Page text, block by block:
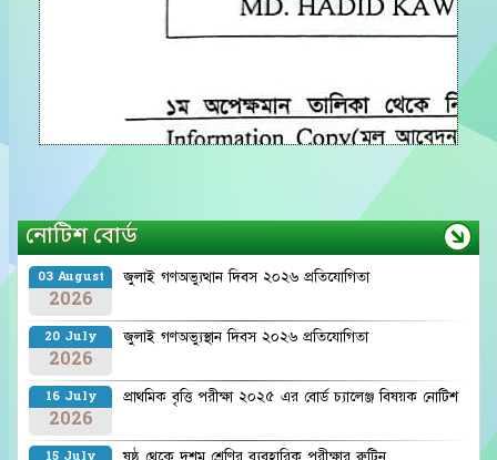
নোটিশ বোর্ড
03 August
2026
জুলাই গণঅভ্যুত্থান দিবস ২০২৬ প্রতিযোগিতা
20 July
2026
জুলাই গণঅভ্যুস্থান দিবস ২০২৬ প্রতিযোগিতা
16 July
2026
প্রাথমিক বৃত্তি পরীক্ষা ২০২৫ এর বোর্ড চ্যালেঞ্জ বিষয়ক নোটিশ
15 July